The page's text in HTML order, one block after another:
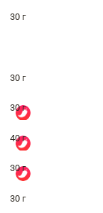
30 г
30 г
30 г
40 г
30 г
30 г